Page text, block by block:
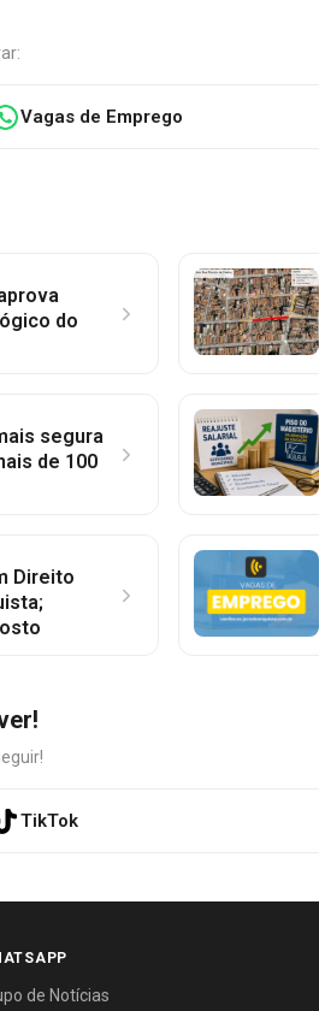
Vagas de Emprego
do
segura
de 100
Direito
TikTok
de Notícias